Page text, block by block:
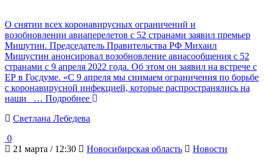
О снятии всех коронавирусных ограничений и
возобновлении авиаперелетов с 52 странами заявил премьер
Мишутин. Председатель Правительства РФ Михаил
Мишустин анонсировал возобновление авиасообщения с 52
странами с 9 апреля 2022 года. Об этом он заявил на встрече с
ЕР в Госдуме. «С 9 апреля мы снимаем ограничения по борьбе
с коронавирусной инфекцией, которые распространялись на
наши
… Подробнее
Светлана Лебедева
0
21 марта / 12:30
Новосибирская область Новости